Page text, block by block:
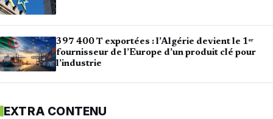
397 400 T exportées : l’Algérie devient le 1ᵉʳ
fournisseur de l’Europe d’un produit clé pour
l’industrie
EXTRA CONTENU